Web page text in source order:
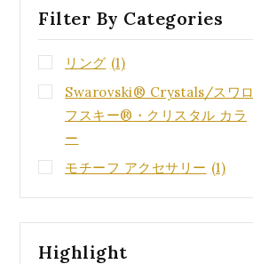
Filter By Categories
リング (1)
Swarovski® Crystals/スワロ
フスキー®・クリスタル カラ
ー
モチーフ アクセサリー (1)
Highlight